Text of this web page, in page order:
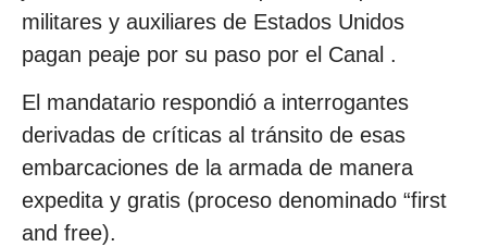
militares y auxiliares de Estados Unidos
pagan peaje por su paso por el Canal .
El mandatario respondió a interrogantes
derivadas de críticas al tránsito de esas
embarcaciones de la armada de manera
expedita y gratis (proceso denominado “first
and free).